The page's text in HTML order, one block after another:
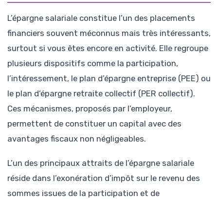
L’épargne salariale constitue l’un des placements
financiers souvent méconnus mais très intéressants,
surtout si vous êtes encore en activité. Elle regroupe
plusieurs dispositifs comme la participation,
l’intéressement, le plan d’épargne entreprise (PEE) ou
le plan d’épargne retraite collectif (PER collectif).
Ces mécanismes, proposés par l’employeur,
permettent de constituer un capital avec des
avantages fiscaux non négligeables.
L’un des principaux attraits de l’épargne salariale
réside dans l’exonération d’impôt sur le revenu des
sommes issues de la participation et de